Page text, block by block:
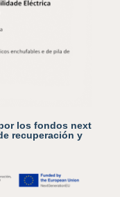
los fondos next
recuperación y